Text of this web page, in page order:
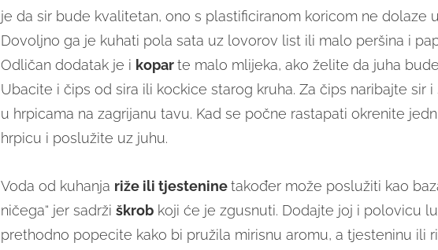
je da sir bude kvalitetan, ono s plastificiranom koricom ne dolaze
Dovoljno ga je kuhati pola sata uz lovorov list ili malo peršina i
Odličan dodatak je i koparte malo mlijeka, ako želite da juha
Ubacite i čips od sira ili kockice starog kruha. Za čips naribajte sir
u hrpicama na zagrijanu tavu. Kad se počne rastapati okrenite
hrpicu i poslužite uz juhu.
Voda od kuhanja riže ili tjesteninetakođer može poslužiti kao
ničega“ jer sadrži škrobkoji će je zgusnuti. Dodajte joj i polovicu
prethodno popecite kako bi pružila mirisnu aromu, a tjesteninu ili